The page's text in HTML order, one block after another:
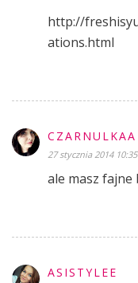
http://
ations.html
CZARNULKAA
27 stycznia 2014 10:35
ale masz fajne
ASISTYLEE